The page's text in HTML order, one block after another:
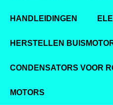
HANDLEIDINGEN
HERSTELLEN
CONDENSATORS VOOR
MOTORS